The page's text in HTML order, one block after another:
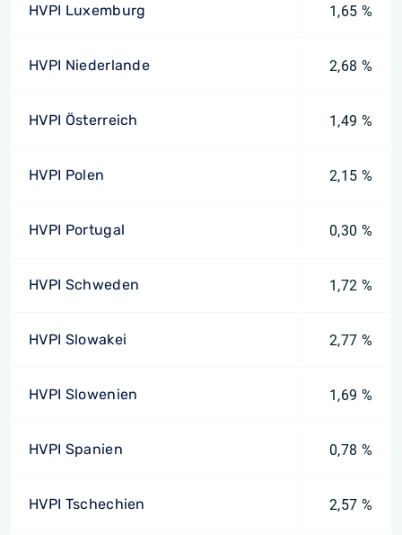
HVPI Luxemburg 1,65 %
HVPI Niederlande 2,68 %
HVPI Österreich 1,49 %
HVPI Polen 2,15 %
HVPI Portugal 0,30 %
HVPI Schweden 1,72 %
HVPI Slowakei 2,77 %
HVPI Slowenien 1,69 %
HVPI Spanien 0,78 %
HVPI Tschechien 2,57 %